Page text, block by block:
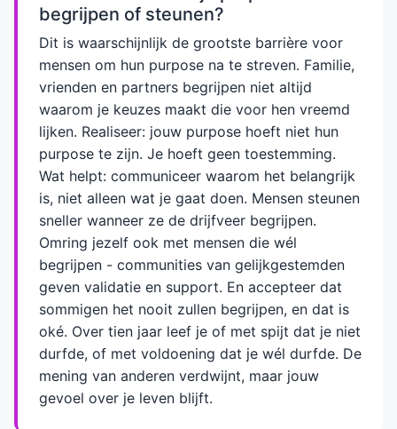
begrijpen of steunen?
Dit is waarschijnlijk de grootste barrière voor
mensen om hun purpose na te streven. Familie,
vrienden en partners begrijpen niet altijd
waarom je keuzes maakt die voor hen vreemd
lijken. Realiseer: jouw purpose hoeft niet hun
purpose te zijn. Je hoeft geen toestemming.
Wat helpt: communiceer waarom het belangrijk
is, niet alleen wat je gaat doen. Mensen steunen
sneller wanneer ze de drijfveer begrijpen.
Omring jezelf ook met mensen die wél
begrijpen - communities van gelijkgestemden
geven validatie en support. En accepteer dat
sommigen het nooit zullen begrijpen, en dat is
oké. Over tien jaar leef je of met spijt dat je niet
durfde, of met voldoening dat je wél durfde. De
mening van anderen verdwijnt, maar jouw
gevoel over je leven blijft.